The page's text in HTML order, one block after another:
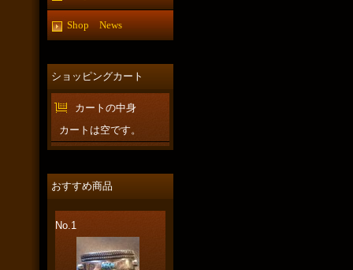
Shop News
ショッピングカート
カートの中身
カートは空です。
おすすめ商品
No.1